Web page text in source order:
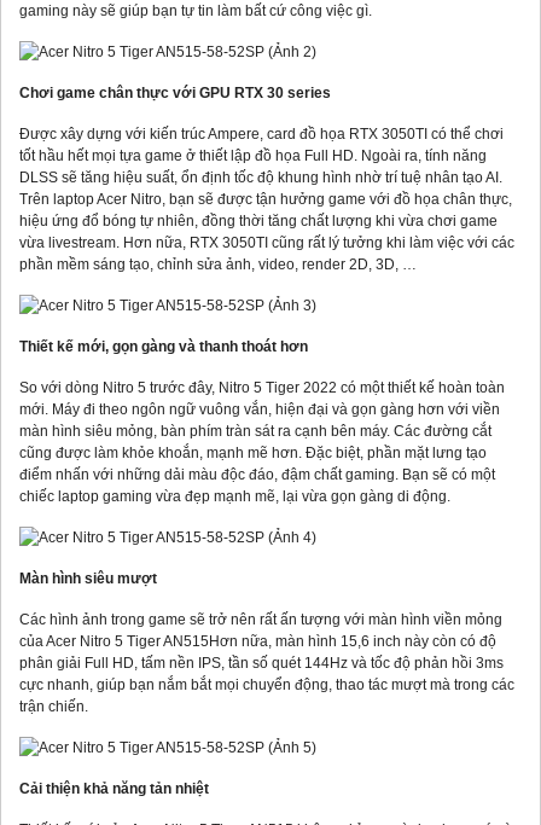
gaming này sẽ giúp bạn tự tin làm bất cứ công việc gì.
Chơi game chân thực với GPU RTX 30 series
Được xây dựng với kiến trúc Ampere, card đồ họa RTX 3050TI có thể chơi
tốt hầu hết mọi tựa game ở thiết lập đồ họa Full HD. Ngoài ra, tính năng
DLSS sẽ tăng hiệu suất, ổn định tốc độ khung hình nhờ trí tuệ nhân tạo AI.
Trên laptop Acer Nitro, bạn sẽ được tận hưởng game với đồ họa chân thực,
hiệu ứng đổ bóng tự nhiên, đồng thời tăng chất lượng khi vừa chơi game
vừa livestream. Hơn nữa, RTX 3050TI cũng rất lý tưởng khi làm việc với các
phần mềm sáng tạo, chỉnh sửa ảnh, video, render 2D, 3D, …
Thiết kế mới, gọn gàng và thanh thoát hơn
So với dòng Nitro 5 trước đây, Nitro 5 Tiger 2022 có một thiết kế hoàn toàn
mới. Máy đi theo ngôn ngữ vuông vắn, hiện đại và gọn gàng hơn với viền
màn hình siêu mỏng, bàn phím tràn sát ra cạnh bên máy. Các đường cắt
cũng được làm khỏe khoắn, mạnh mẽ hơn. Đặc biệt, phần mặt lưng tạo
điểm nhấn với những dải màu độc đáo, đậm chất gaming. Bạn sẽ có một
chiếc laptop gaming vừa đẹp mạnh mẽ, lại vừa gọn gàng di động.
Màn hình siêu mượt
Các hình ảnh trong game sẽ trở nên rất ấn tượng với màn hình viền mỏng
của Acer Nitro 5 Tiger AN515Hơn nữa, màn hình 15,6 inch này còn có độ
phân giải Full HD, tấm nền IPS, tần số quét 144Hz và tốc độ phản hồi 3ms
cực nhanh, giúp bạn nắm bắt mọi chuyển động, thao tác mượt mà trong các
trận chiến.
Cải thiện khả năng tản nhiệt